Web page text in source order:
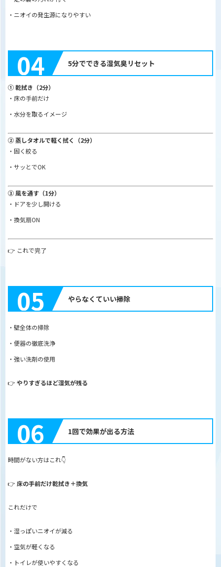
・ニオイの発生源になりやすい
04 5分でできる湿気臭リセット
① 乾拭き（2分）
・床の手前だけ
・水分を取るイメージ
② 蒸しタオルで軽く拭く（2分）
・固く絞る
・サッとでOK
③ 風を通す（1分）
・ドアを少し開ける
・換気扇ON
👉 これで完了
05 やらなくていい掃除
・壁全体の掃除
・便器の徹底洗浄
・強い洗剤の使用
👉やりすぎるほど湿気が残る
06 1回で効果が出る方法
時間がない方はこれ👇
👉床の手前だけ乾拭き＋換気
これだけで
・湿っぽいニオイが減る
・空気が軽くなる
・トイレが使いやすくなる